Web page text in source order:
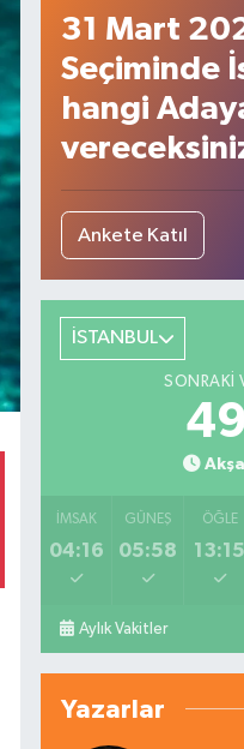
31 Mart
Seçiminde
hangi
Ankete Katıl
İSTANBUL
SONRAKI
İMSAK
04:16
GÜNEŞ
05:58
ÖĞLE
13:15
Aylık Vakitler
Yazarlar